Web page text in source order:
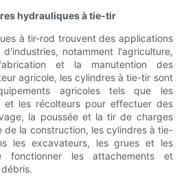
hydrauliques à tie-tir
à tir-rod trouvent des applications
notamment l'agriculture,
et la manutention des
agricole, les cylindres à tie-tir sont
agricoles tels que les
et les récolteurs pour effectuer des
la poussée et la tir de charges
de la construction, les cylindres à tie-
les excavateurs, les grues et les
fonctionner les attachements et